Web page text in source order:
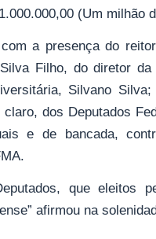
(Um milhão
a presença do
Filho, do diretor
Silvano
claro, dos Deputados
e de bancada,
que eleitos
afirmou na